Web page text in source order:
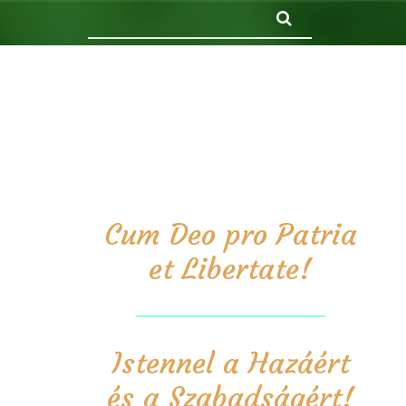
Cum Deo pro Patria
et Libertate!
Istennel a Hazáért
és a Szabadságért!